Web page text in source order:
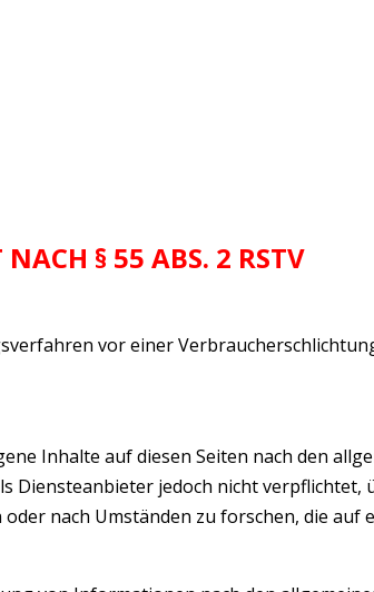
§ 55 ABS. 2 RSTV
vor einer
Inhalte auf diesen Seiten nach den
Diensteanbieter jedoch nicht verpflichtet,
nach Umständen zu forschen, die auf